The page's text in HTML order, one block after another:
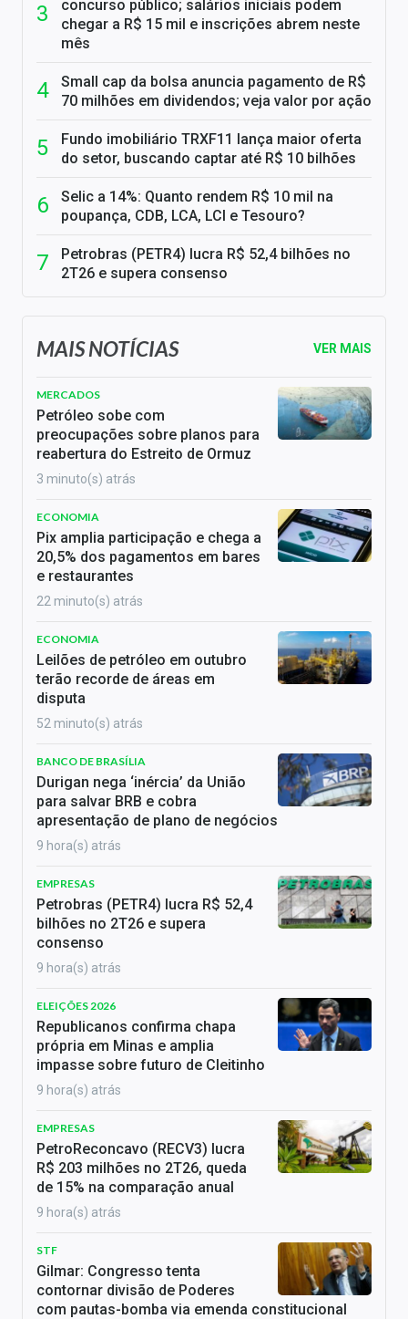
concurso público; salários iniciais podem
chegar a R$ 15 mil e inscrições abrem neste
mês
Small cap da bolsa anuncia pagamento de R$
70 milhões em dividendos; veja valor por ação
Fundo imobiliário TRXF11 lança maior oferta
do setor, buscando captar até R$ 10 bilhões
Selic a 14%: Quanto rendem R$ 10 mil na
poupança, CDB, LCA, LCI e Tesouro?
Petrobras (PETR4) lucra R$ 52,4 bilhões no
2T26 e supera consenso
MAIS NOTÍCIAS VER MAIS
MERCADOS
Petróleo sobe com
preocupações sobre planos para
reabertura do Estreito de Ormuz
3 minuto(s) atrás
ECONOMIA
Pix amplia participação e chega a
20,5% dos pagamentos em bares
e restaurantes
22 minuto(s) atrás
ECONOMIA
Leilões de petróleo em outubro
terão recorde de áreas em
disputa
52 minuto(s) atrás
BANCO DE BRASÍLIA
Durigan nega ‘inércia’ da União
para salvar BRB e cobra
apresentação de plano de negócios
9 hora(s) atrás
EMPRESAS
Petrobras (PETR4) lucra R$ 52,4
bilhões no 2T26 e supera
consenso
9 hora(s) atrás
ELEIÇÕES 2026
Republicanos confirma chapa
própria em Minas e amplia
impasse sobre futuro de Cleitinho
9 hora(s) atrás
EMPRESAS
PetroReconcavo (RECV3) lucra
R$ 203 milhões no 2T26, queda
de 15% na comparação anual
9 hora(s) atrás
STF
Gilmar: Congresso tenta
contornar divisão de Poderes
com pautas-bomba via emenda constitucional